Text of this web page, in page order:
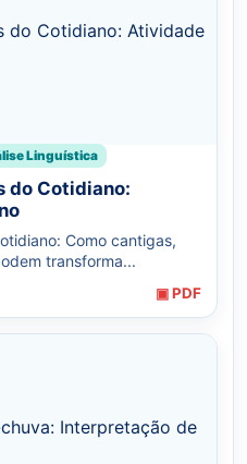
Linguística
do Cotidiano:
Como cantigas,
transforma...
▣ PDF